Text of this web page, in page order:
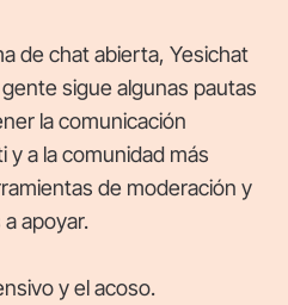
de chat abierta, Yesichat
sigue algunas pautas
la comunicación
a la comunidad más
de moderación y
apoyar.
y el acoso.